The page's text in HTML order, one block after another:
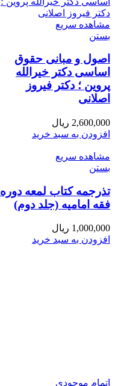
مشاهده سریع
بستن
اصول و مبانی حقوق
اساسی دکتر خیرالله
پروین ؛ دکتر فیروز
اصلانی
2,600,000 ریال
افزودن به سبد خرید
مشاهده سریع
بستن
تذرجمه کتاب لمعه دوره
فقه امامیه (جلد دوم)
1,000,000 ریال
افزودن به سبد خرید
اتمام موجودی